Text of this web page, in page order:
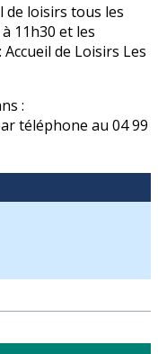
de loisirs tous les
11h30 et les
de Loisirs Les
:
téléphone au 04 99